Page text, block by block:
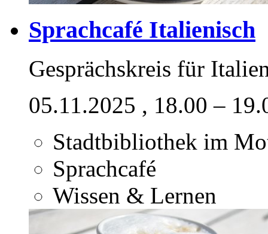
Sprachcafé Italienisch
Gesprächskreis für
05.11.2025 , 18.00 –
Stadtbibliothek im
Sprachcafé
Wissen & Lernen